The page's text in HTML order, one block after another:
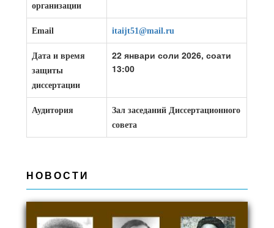
организации
Email itaijt51@mail.ru
Дата и время
защиты
диссертации
22 январи соли 2026, соати
13:00
Аудитория
Зал заседаний Диссертационного
совета
НОВОСТИ